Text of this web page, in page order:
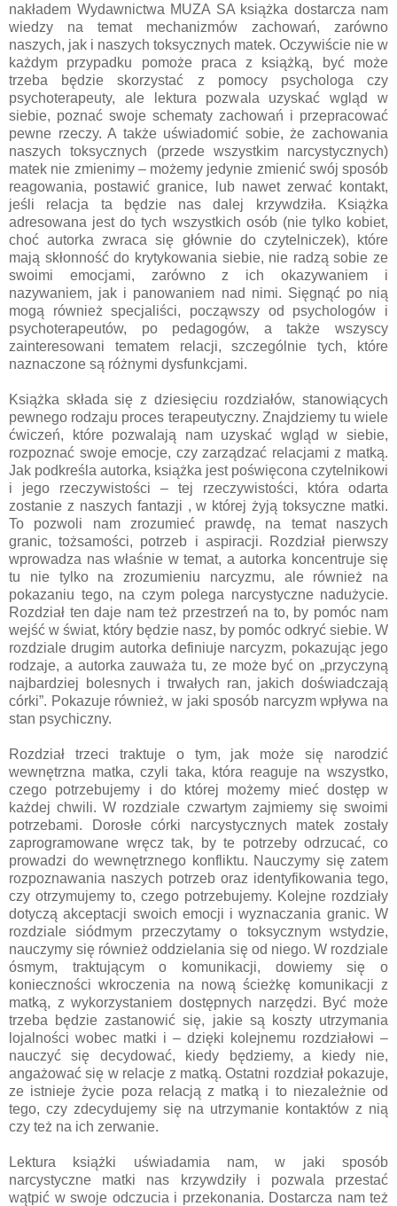
nakładem Wydawnictwa MUZA SA książka dostarcza nam
wiedzy na temat mechanizmów zachowań, zarówno
naszych, jak i naszych toksycznych matek. Oczywiście nie w
każdym przypadku pomoże praca z książką, być może
trzeba będzie skorzystać z pomocy psychologa czy
psychoterapeuty, ale lektura pozwala uzyskać wgląd w
siebie, poznać swoje schematy zachowań i przepracować
pewne rzeczy. A także uświadomić sobie, że zachowania
naszych toksycznych (przede wszystkim narcystycznych)
matek nie zmienimy – możemy jedynie zmienić swój sposób
reagowania, postawić granice, lub nawet zerwać kontakt,
jeśli relacja ta będzie nas dalej krzywdziła. Książka
adresowana jest do tych wszystkich osób (nie tylko kobiet,
choć autorka zwraca się głównie do czytelniczek), które
mają skłonność do krytykowania siebie, nie radzą sobie ze
swoimi emocjami, zarówno z ich okazywaniem i
nazywaniem, jak i panowaniem nad nimi. Sięgnąć po nią
mogą również specjaliści, począwszy od psychologów i
psychoterapeutów, po pedagogów, a także wszyscy
zainteresowani tematem relacji, szczególnie tych, które
naznaczone są różnymi dysfunkcjami.
Książka składa się z dziesięciu rozdziałów, stanowiących
pewnego rodzaju proces terapeutyczny. Znajdziemy tu wiele
ćwiczeń, które pozwalają nam uzyskać wgląd w siebie,
rozpoznać swoje emocje, czy zarządzać relacjami z matką.
Jak podkreśla autorka, książka jest poświęcona czytelnikowi
i jego rzeczywistości – tej rzeczywistości, która odarta
zostanie z naszych fantazji , w której żyją toksyczne matki.
To pozwoli nam zrozumieć prawdę, na temat naszych
granic, tożsamości, potrzeb i aspiracji. Rozdział pierwszy
wprowadza nas właśnie w temat, a autorka koncentruje się
tu nie tylko na zrozumieniu narcyzmu, ale również na
pokazaniu tego, na czym polega narcystyczne nadużycie.
Rozdział ten daje nam też przestrzeń na to, by pomóc nam
wejść w świat, który będzie nasz, by pomóc odkryć siebie. W
rozdziale drugim autorka definiuje narcyzm, pokazując jego
rodzaje, a autorka zauważa tu, ze może być on „przyczyną
najbardziej bolesnych i trwałych ran, jakich doświadczają
córki”. Pokazuje również, w jaki sposób narcyzm wpływa na
stan psychiczny.
Rozdział trzeci traktuje o tym, jak może się narodzić
wewnętrzna matka, czyli taka, która reaguje na wszystko,
czego potrzebujemy i do której możemy mieć dostęp w
każdej chwili. W rozdziale czwartym zajmiemy się swoimi
potrzebami. Dorosłe córki narcystycznych matek zostały
zaprogramowane wręcz tak, by te potrzeby odrzucać, co
prowadzi do wewnętrznego konfliktu. Nauczymy się zatem
rozpoznawania naszych potrzeb oraz identyfikowania tego,
czy otrzymujemy to, czego potrzebujemy. Kolejne rozdziały
dotyczą akceptacji swoich emocji i wyznaczania granic. W
rozdziale siódmym przeczytamy o toksycznym wstydzie,
nauczymy się również oddzielania się od niego. W rozdziale
ósmym, traktującym o komunikacji, dowiemy się o
konieczności wkroczenia na nową ścieżkę komunikacji z
matką, z wykorzystaniem dostępnych narzędzi. Być może
trzeba będzie zastanowić się, jakie są koszty utrzymania
lojalności wobec matki i – dzięki kolejnemu rozdziałowi –
nauczyć się decydować, kiedy będziemy, a kiedy nie,
angażować się w relacje z matką. Ostatni rozdział pokazuje,
ze istnieje życie poza relacją z matką i to niezależnie od
tego, czy zdecydujemy się na utrzymanie kontaktów z nią
czy też na ich zerwanie.
Lektura książki uświadamia nam, w jaki sposób
narcystyczne matki nas krzywdziły i pozwala przestać
wątpić w swoje odczucia i przekonania. Dostarcza nam też